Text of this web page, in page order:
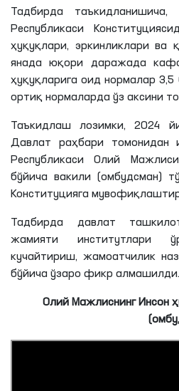
Инсон ҳуқуқларини ҳимоя
қонунчилик механизмларига
қаратиш мақсадида
депутатлар, давлат
вакиллари, суд, ҳуқуқни
фуқаролик жамияти
Тадбирда таъкидланишича,
Республикаси
ҳуқуқлари, эркинликлари ва
янада юқори даражада
ортиқ нормаларда ўз аксини